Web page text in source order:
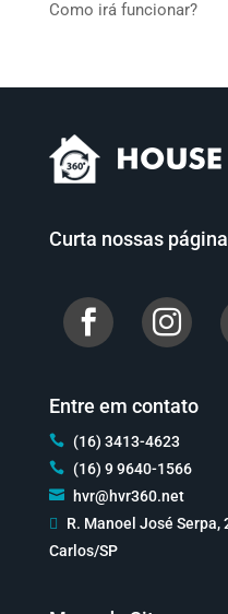
Como irá funcionar?
Curta nossas
 
Entre em contato
 (16) 3413-4623
 (16) 9 9640-1566
 hvr@hvr360.net

R. Manoel José
Carlos/SP